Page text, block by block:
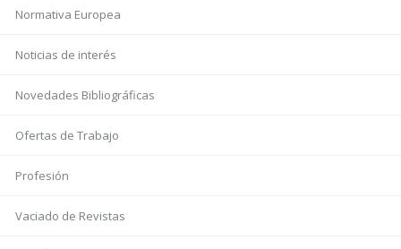
Normativa Europea
Noticias de interés
Novedades Bibliográficas
Ofertas de Trabajo
Profesión
Vaciado de Revistas